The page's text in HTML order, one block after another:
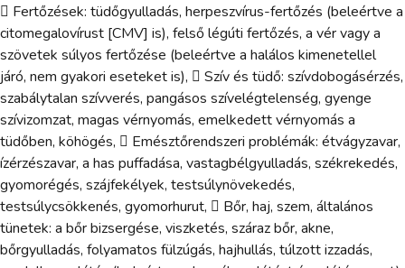
 Fertőzések: tüdőgyulladás, herpeszvírus-fertőzés (beleértve a
citomegalovírust [CMV] is), felső légúti fertőzés, a vér vagy a
szövetek súlyos fertőzése (beleértve a halálos kimenetellel
járó, nem gyakori eseteket is),  Szív és tüdő: szívdobogásérzés,
szabálytalan szívverés, pangásos szívelégtelenség, gyenge
szívizomzat, magas vérnyomás, emelkedett vérnyomás a
tüdőben, köhögés,  Emésztőrendszeri problémák: étvágyzavar,
ízérzészavar, a has puffadása, vastagbélgyulladás, székrekedés,
gyomorégés, szájfekélyek, testsúlynövekedés,
testsúlycsökkenés, gyomorhurut,  Bőr, haj, szem, általános
tünetek: a bőr bizsergése, viszketés, száraz bőr, akne,
bőrgyulladás, folyamatos fülzúgás, hajhullás, túlzott izzadás,